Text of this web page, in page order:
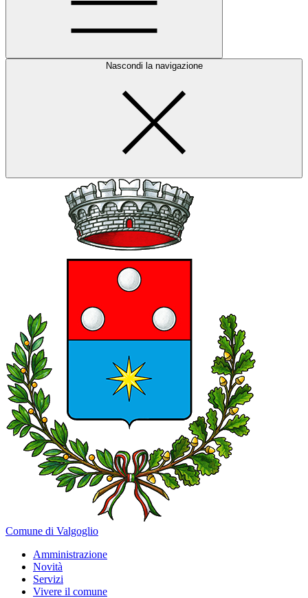
Nascondi la navigazione
Comune di Valgoglio
Amministrazione
Novità
Servizi
Vivere il comune